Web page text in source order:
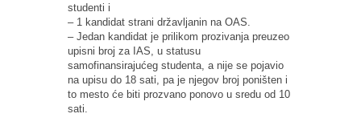
studenti i
– 1 kandidat strani državljanin na OAS.
– Jedan kandidat je prilikom prozivanja preuzeo
upisni broj za IAS, u statusu
samofinansirajućeg studenta, a nije se pojavio
na upisu do 18 sati, pa je njegov broj poništen i
to mesto će biti prozvano ponovo u sredu od 10
sati.